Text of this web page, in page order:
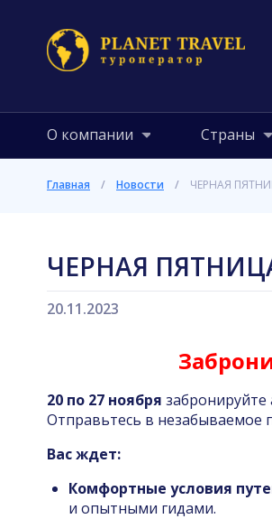
О компании Страны
Главная / Новости / ЧЕРНАЯ
ЧЕРНАЯ
20.11.2023
20 по 27 ноября забронируйте
Отправьтесь в незабываемое
Вас ждет:
Комфортные условия
и опытными гидами.